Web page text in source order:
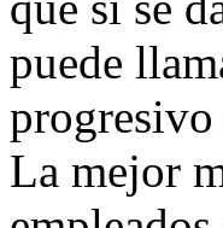
puede
progresivo
La mejor